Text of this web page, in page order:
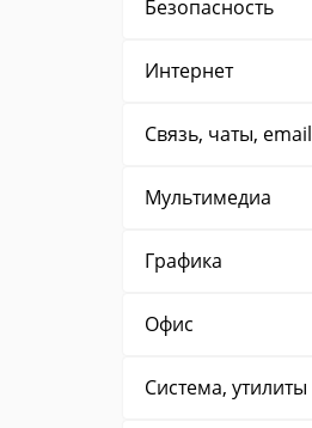
Безопасность
Интернет
Связь, чаты, email
Мультимедиа
Графика
Офис
Система, утилиты